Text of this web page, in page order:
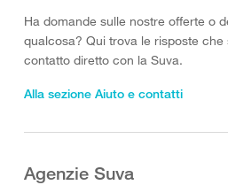
Ha domande sulle nostre offerte o
qualcosa? Qui trova le risposte
contatto diretto con la Suva.
Alla sezione Aiuto e contatti
Agenzie Suva